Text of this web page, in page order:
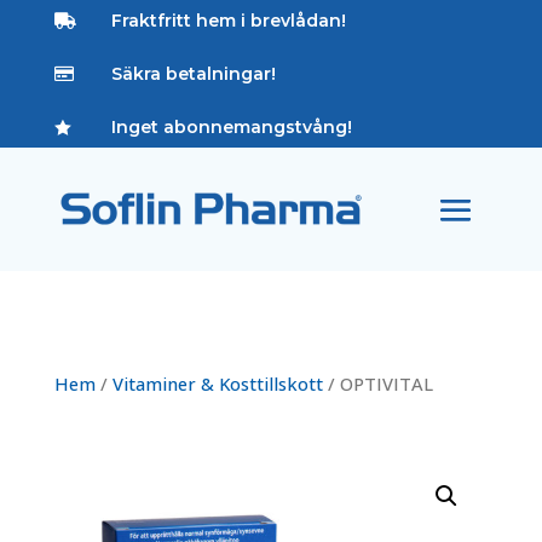
 Fraktfritt hem i brevlådan!
 Säkra betalningar!
 Inget abonnemangstvång!
Hem/ Vitaminer & Kosttillskott/ OPTIVITAL